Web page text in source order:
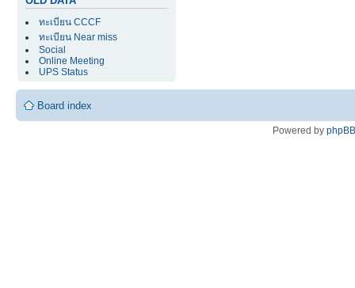
ทะเบียน CCCF
ทะเบียน Near miss
Social
Online Meeting
UPS Status
Board index
Powered by phpBB